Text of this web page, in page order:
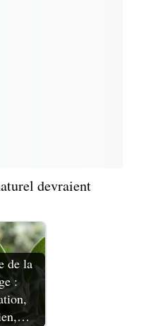
devraient
de la
: